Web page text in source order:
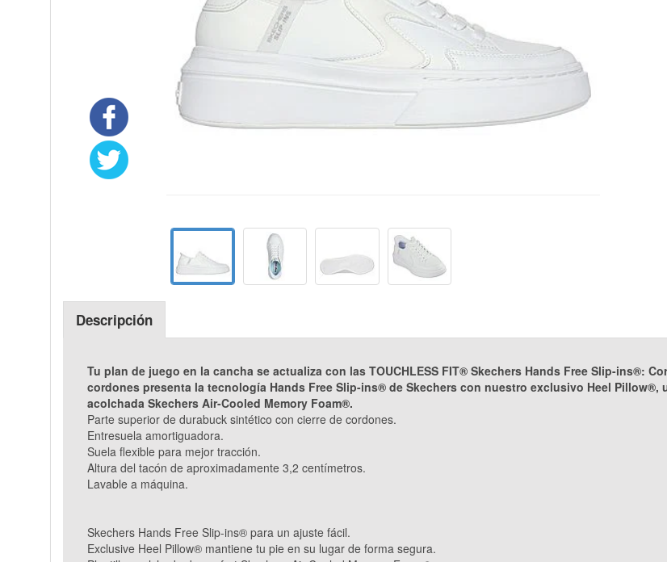
Descripción
Tu plan de juego en la cancha se actualiza con las TOUCHLESS FIT® Skechers Hands Free Slip-ins®:
cordones presenta la tecnología Hands Free Slip-ins® de Skechers con nuestro exclusivo Heel
acolchada Skechers Air-Cooled Memory Foam®.
Parte superior de durabuck sintético con cierre de cordones.
Entresuela amortiguadora.
Suela flexible para mejor tracción.
Altura del tacón de aproximadamente 3,2 centímetros.
Lavable a máquina.
Skechers Hands Free Slip-ins® para un ajuste fácil.
Exclusive Heel Pillow® mantiene tu pie en su lugar de forma segura.